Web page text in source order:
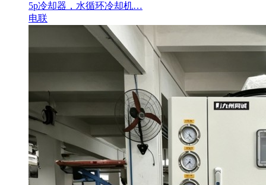
5p冷却器，水循环冷却机…
电联